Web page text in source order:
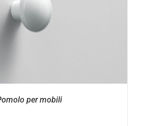
per mobili